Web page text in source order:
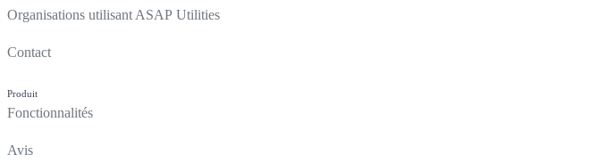
Organisations utilisant ASAP Utilities
Contact
Produit
Fonctionnalités
Avis